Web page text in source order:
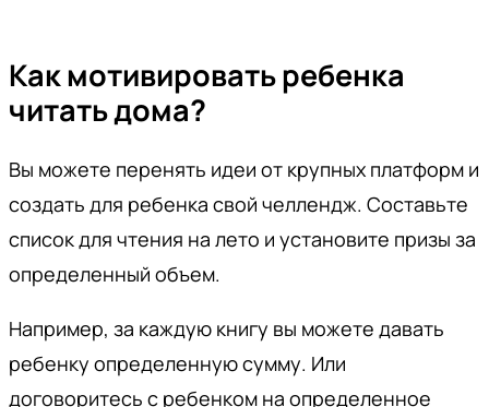
Как мотивировать ребенка
читать дома?
Вы можете перенять идеи от крупных платформ и
создать для ребенка свой челлендж. Составьте
список для чтения на лето и установите призы за
определенный объем.
Например, за каждую книгу вы можете давать
ребенку определенную сумму. Или
договоритесь с ребенком на определенное